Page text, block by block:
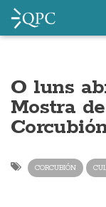
O luns
Mostra
CORCUBIÓN